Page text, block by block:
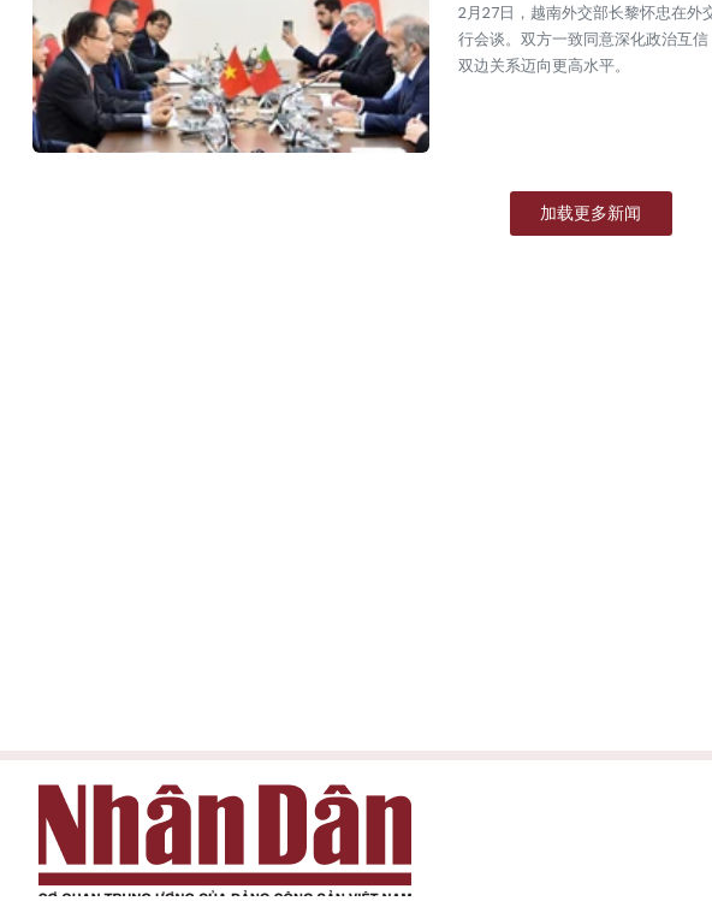
2月27日，越南外交部长黎怀忠在外
行会谈。双方一致同意深化政治互
双边关系迈向更高水平。
加载更多新闻